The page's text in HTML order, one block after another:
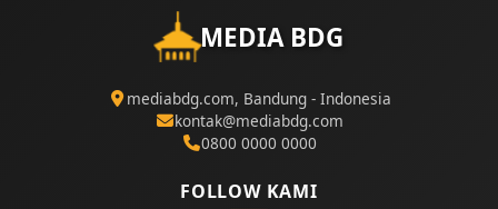
MEDIA BDG
mediabdg.com, Bandung - Indonesia
kontak@mediabdg.com
0800 0000 0000
FOLLOW KAMI